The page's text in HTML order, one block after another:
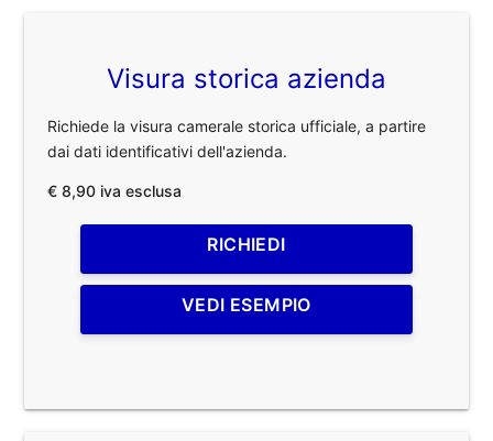
Visura storica azienda
Richiede la visura camerale storica ufficiale, a partire
dai dati identificativi dell'azienda.
€ 8,90 iva esclusa
RICHIEDI
VEDI ESEMPIO